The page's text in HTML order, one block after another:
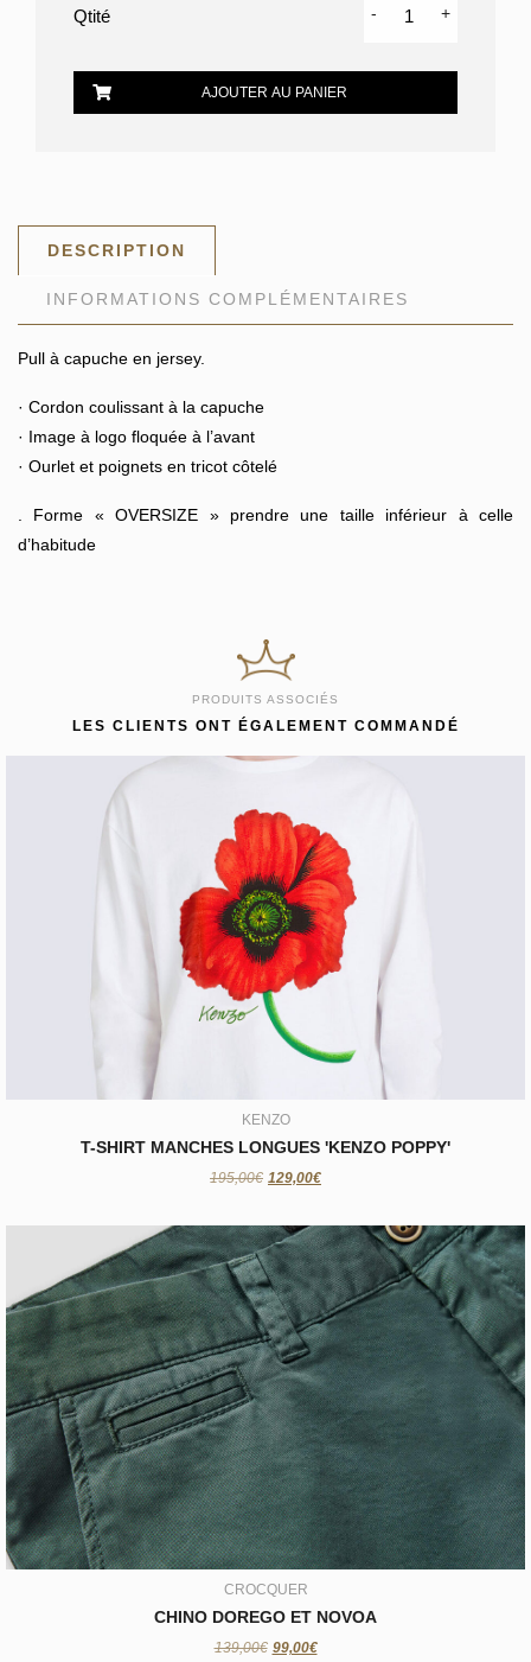
-quantité
+
AJOUTER AU PANIER
DESCRIPTION
INFORMATIONS COMPLÉMENTAIRES
Pull à capuche en jersey.
· Cordon coulissant à la capuche
· Image à logo floquée à l’avant
· Ourlet et poignets en tricot côtelé
. Forme « OVERSIZE » prendre une taille inférieur à celle
d’habitude
PRODUITS ASSOCIÉS
LES CLIENTS ONT ÉGALEMENT COMMANDÉ
KENZO
T-SHIRT MANCHES LONGUES 'KENZO POPPY'
195,00€ 129,00€
KENZO
T-SHIRT MANCHES LONGUES 'KENZO POPPY'
129,00€
CROCQUER
CHINO DOREGO ET NOVOA
139,00€ 99,00€
CROCQUER
CHINO DOREGO ET NOVOA
99,00€